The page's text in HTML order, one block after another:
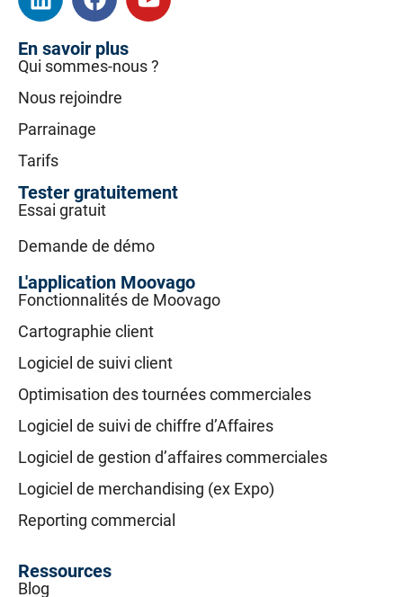
En savoir plus
Qui sommes-nous ?
Nous rejoindre
Parrainage
Tarifs
Tester gratuitement
Essai gratuit
Demande de démo
L'application Moovago
Fonctionnalités de Moovago
Cartographie client
Logiciel de suivi client
Optimisation des tournées commerciales
Logiciel de suivi de chiffre d’Affaires
Logiciel de gestion d’affaires commerciales
Logiciel de merchandising (ex Expo)
Reporting commercial
Ressources
Blog